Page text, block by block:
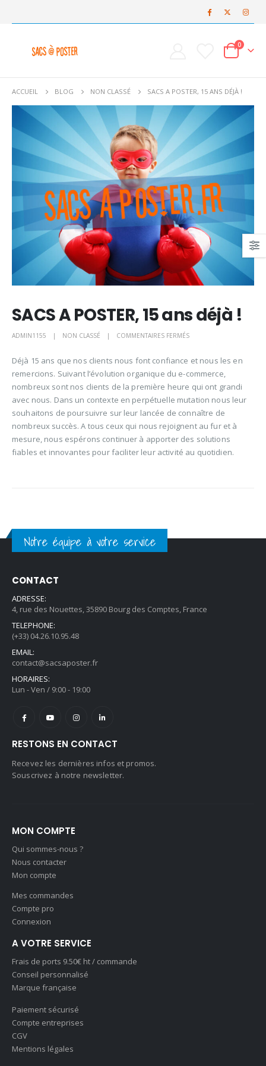
0
ACCUEIL BLOG NON CLASSÉ SACS A POSTER, 15 ANS DÉJÀ !
SACS A POSTER, 15 ans déjà !
ADMIN1155 NON CLASSÉ COMMENTAIRES FERMÉSSUR
A
POSTER,
15
ANS
DÉJÀ !
Déjà 15 ans que nos clients nous font confiance et nous les en
remercions. Suivant l’évolution organique du e-commerce,
nombreux sont nos clients de la première heure qui ont grandi
avec nous. Dans un contexte en perpétuelle mutation nous leur
souhaitons de poursuivre sur leur lancée de connaître de
nombreux succès. A tous ceux qui nous rejoignent au fur et à
mesure, nous espérons continuer à apporter des solutions
fiables et innovantes pour faciliter leur activité au quotidien.
Notre équipe à votre service
CONTACT
ADRESSE:
4, rue des Nouettes, 35890 Bourg des Comptes, France
TELEPHONE:
(+33) 04.26.10.95.48
EMAIL:
contact@sacsaposter.fr
HORAIRES:
Lun - Ven / 9:00 - 19:00
RESTONS EN CONTACT
Recevez les dernières infos et promos.
Souscrivez à notre newsletter.
MON COMPTE
Qui sommes-nous ?
Nous contacter
Mon compte
Mes commandes
Compte pro
Connexion
A VOTRE SERVICE
Frais de ports 9.50€ ht / commande
Conseil personnalisé
Marque française
Paiement sécurisé
Compte entreprises
CGV
Mentions légales